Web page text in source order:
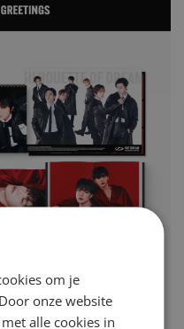
om je
onze website
alle cookies in